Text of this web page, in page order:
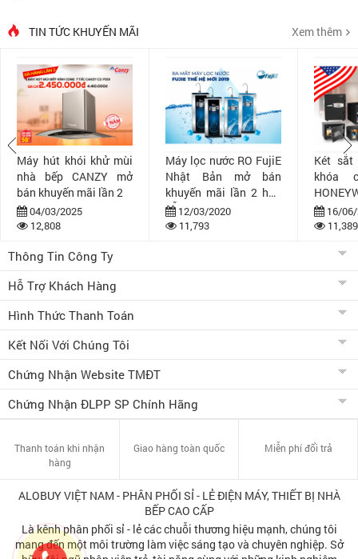
TIN TỨC KHUYẾN MÃI Xem thêm
Máy hút khói khử mùi
nhà bếp CANZY mở
bán khuyến mãi lần 2
04/03/2025
12,808
Máy lọc nước RO FujiE
Nhật Bản mở bán
khuyến mãi lần 2 hấp
dẫn12/03/2020
11,793
Két sắt
khóa
bán16/
11,389
Thông Tin Công Ty
Hỗ Trợ Khách Hàng
Hình Thức Thanh Toán
Kết Nối Với Chúng Tôi
Chứng Nhận Website TMĐT
Chứng Nhận ĐLPP SP Chính Hãng
Thanh toán khi nhận
hàng
Giao hàng toàn quốc Miễn phí đổi trả
ALOBUY VIỆT NAM - PHÂN PHỐI SỈ - LẺ ĐIỆN MÁY, THIẾT BỊ NHÀ
BẾP CAO CẤP
Là kênh phân phối sỉ - lẻ các chuỗi thương hiệu mạnh, chúng tôi
mang đến một môi trường làm việc sáng tạo và chuyên nghiệp. Sở